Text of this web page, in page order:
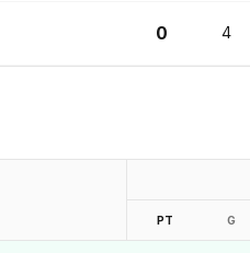
0 4
PT G